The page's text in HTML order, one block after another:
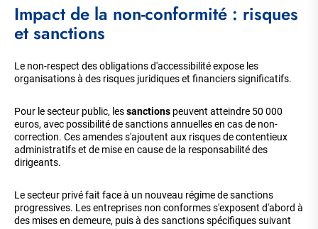
Impact de la non-conformité : risques
et sanctions
Le non-respect des obligations d'accessibilité expose les
organisations à des risques juridiques et financiers significatifs.
Pour le secteur public, lessanctions peuvent atteindre 50 000
euros, avec possibilité de sanctions annuelles en cas de non-
correction. Ces amendes s'ajoutent aux risques de contentieux
administratifs et de mise en cause de la responsabilité des
dirigeants.
Le secteur privé fait face à un nouveau régime de sanctions
progressives. Les entreprises non conformes s'exposent d'abord à
des mises en demeure, puis à des sanctions spécifiques suivant